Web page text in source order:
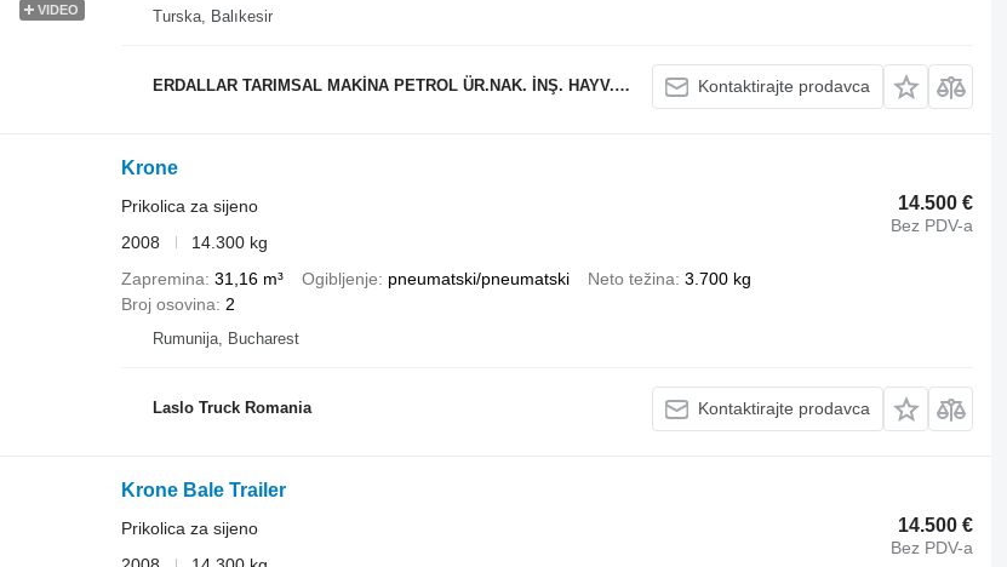
VIDEO Turska, Balıkesir
ERDALLAR TARIMSAL MAKİNA PETROL ÜR.NAK. İNŞ. HAYV. SAN. VE TİC. LTD ŞTİ Kontaktirajte prodavca
Krone
14.500 €
Bez PDV-a
Prikolica za sijeno
2008
14.300 kg
Zapremina 31,16 m³ Ogibljenje pneumatski/pneumatski Neto težina 3.700 kg
Broj osovina
2
Rumunija, Bucharest
Laslo Truck Romania Kontaktirajte prodavca
Krone Bale Trailer
14.500 €
Bez PDV-a
Prikolica za sijeno